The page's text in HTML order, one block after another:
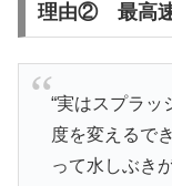
理由② 最高速
“実はスプラッ
度を変えるで
って水しぶき